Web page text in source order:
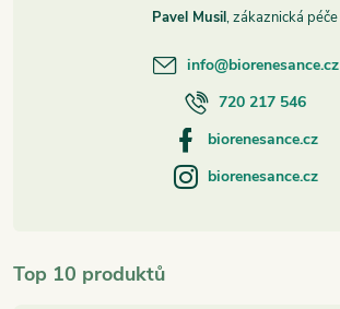
Top 10 produktů
Pavel Musil
info@biorenesance.cz
720 217 546
biorenesance.cz
biorenesance.cz